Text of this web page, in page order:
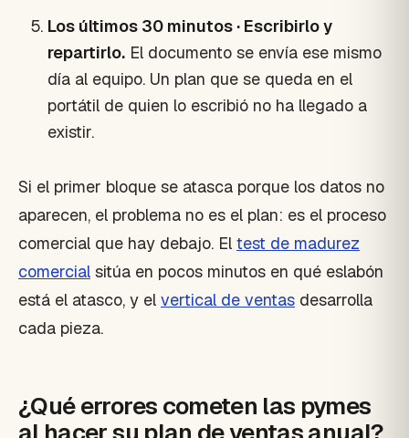
Los últimos 30 minutos · Escribirlo y
repartirlo. El documento se envía ese mismo
día al equipo. Un plan que se queda en el
portátil de quien lo escribió no ha llegado a
existir.
Si el primer bloque se atasca porque los datos no
aparecen, el problema no es el plan: es el proceso
comercial que hay debajo. El test de madurez
comercial sitúa en pocos minutos en qué eslabón
está el atasco, y el vertical de ventas desarrolla
cada pieza.
¿Qué errores cometen las pymes